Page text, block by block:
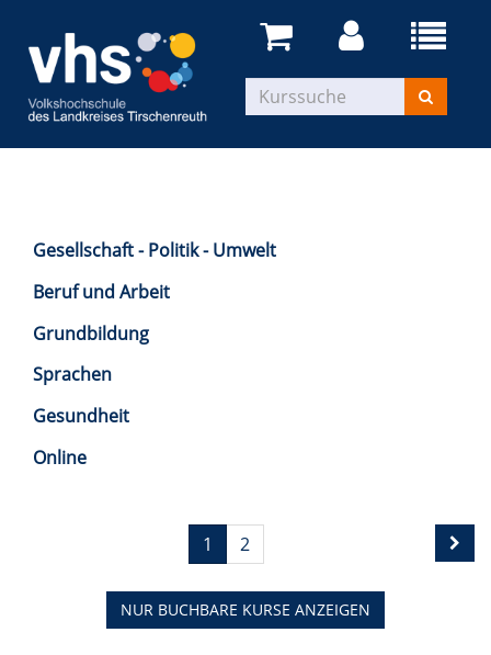
Gesellschaft - Politik - Umwelt
Beruf und Arbeit
Grundbildung
Sprachen
Gesundheit
Online
1 2
NUR BUCHBARE KURSE ANZEIGEN